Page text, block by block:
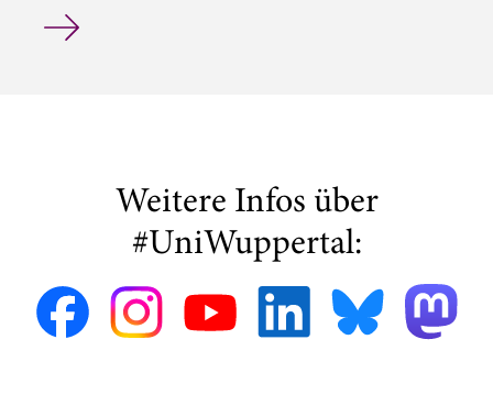
Sommerfest der Fachschaft 720
Weitere Infos über
#UniWuppertal: